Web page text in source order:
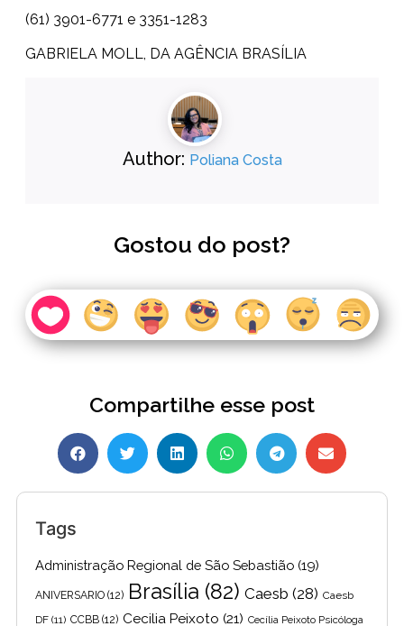
(61) 3901-6771 e 3351-1283
GABRIELA MOLL, DA AGÊNCIA BRASÍLIA
Author: Poliana Costa
Gostou do post?
Compartilhe esse post
Tags
Administração Regional de São Sebastião (19)
ANIVERSARIO (12) Brasília (82) Caesb (28) Caesb
DF (11) CCBB (12) Cecilia Peixoto (21) Cecília Peixoto Psicóloga